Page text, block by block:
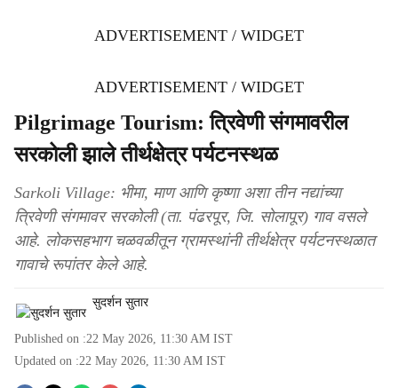
ADVERTISEMENT / WIDGET
ADVERTISEMENT / WIDGET
Pilgrimage Tourism: त्रिवेणी संगमावरील
सरकोली झाले तीर्थक्षेत्र पर्यटनस्थळ
Sarkoli Village: भीमा, माण आणि कृष्णा अशा तीन नद्यांच्या
त्रिवेणी संगमावर सरकोली (ता. पंढरपूर, जि. सोलापूर) गाव वसले
आहे. लोकसहभाग चळवळीतून ग्रामस्थांनी तीर्थक्षेत्र पर्यटनस्थळात
गावाचे रूपांतर केले आहे.
सुदर्शन सुतार
Published on :22 May 2026, 11:30 AM IST
Updated on :22 May 2026, 11:30 AM IST